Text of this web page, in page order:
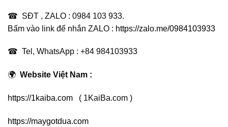
☎ SĐT , ZALO : 0984 103 933.
Bấm vào link để nhắn ZALO : https://zalo.me/0984103933
☎ Tel, WhatsApp : +84 984103933
🌍 Website Việt Nam :
https://1kaiba.com ( 1KaiBa.com )
https://maygotdua.com